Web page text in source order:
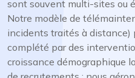
sont souvent multi-sites ou
Notre modèle de
incidents traités à distance)
complété par des
croissance démographique